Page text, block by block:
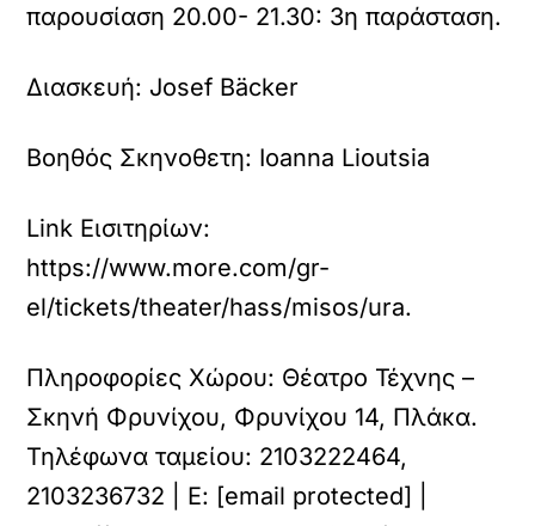
παρουσίαση 20.00- 21.30: 3η παράσταση.
Διασκευή: Josef Bäcker
Βοηθός Σκηνοθετη: Ioanna Lioutsia
Link Εισιτηρίων:
https://www.more.com/gr-
el/tickets/theater/hass/misos/ura.
Πληροφορίες Χώρου: Θέατρο Τέχνης –
Σκηνή Φρυνίχου, Φρυνίχου 14, Πλάκα.
Τηλέφωνα ταμείου: 2103222464,
2103236732 | Ε: [email protected] |